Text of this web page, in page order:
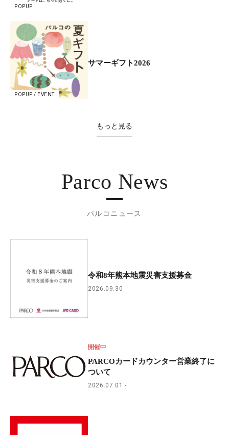
POPUP
POPUP / EVENT
サマーギフト2026
もっと見る
Parco News
パルコニュース
令和8年熊本地震災害支援募金
2026.09.30
開催中
PARCOカードカウンター営業終了に
ついて
2026.07.01